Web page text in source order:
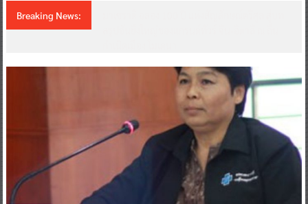
Breaking News: